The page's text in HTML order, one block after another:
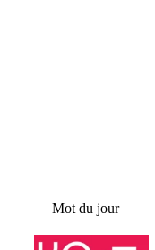
Mot du jour